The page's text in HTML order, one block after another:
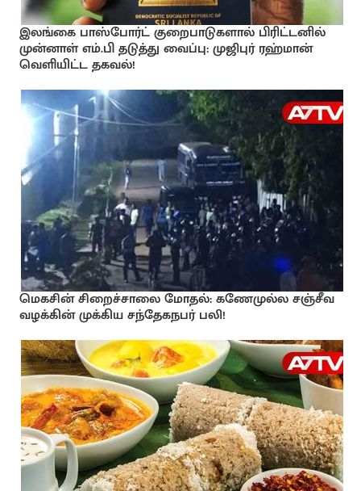
இலங்கை பாஸ்போர்ட் குறைபாடுகளால் பிரிட்டனில்
முன்னாள் எம்.பி தடுத்து வைப்பு: முஜிபுர் ரஹ்மான்
வெளியிட்ட தகவல்!
மெகசின் சிறைச்சாலை மோதல்: கணேமுல்ல சஞ்சீவ
வழக்கின் முக்கிய சந்தேகநபர் பலி!